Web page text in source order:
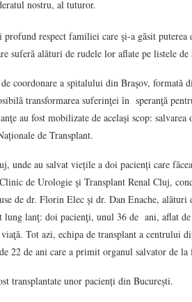
nostru, al tuturor.
respect familiei care şi-a găsit
suferă alături de rudele lor aflate pe listele de
coordonare a spitalului din Braşov, formată
transformarea suferinţei în speranţă
au fost mobilizate de acelaşi scop:
de Transplant.
unde au salvat viețile a doi pacienți care
de Urologie şi Transplant Renal Cluj,
de dr. Florin Elec și dr. Dan Enache,
lung lanţ: doi pacienţi, unul 36 de ani, aflat
Tot azi, echipa de transplant a centrului
22 de ani care a primit organul salvator de
transplantate unor pacienți din București.